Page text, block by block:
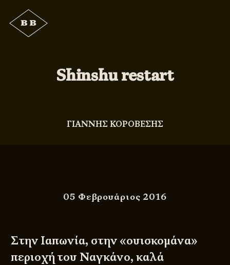
Shinshu restart
ΓΙΑΝΝΗΣ ΚΟΡΟΒΕΣΗΣ
05 Φεβρουάριος 2016
Στην Ιαπωνία, στην «ουισκομάνα»
περιοχή του Ναγκάνο, καλά